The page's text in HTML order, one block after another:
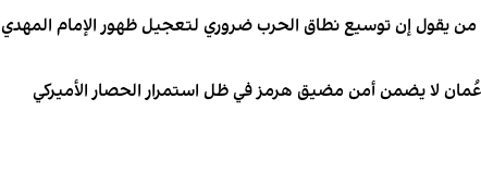
من يقول إن توسيع نطاق الحرب ضروري لتعجيل ظهور الإمام المهدي
عُمان لا يضمن أمن مضيق هرمز في ظل استمرار الحصار الأميركي